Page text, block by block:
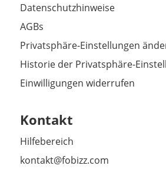
Datenschutzhinweise
AGBs
Privatsphäre-Einstellungen
Historie der Privatsphäre-
Einwilligungen widerrufen
Kontakt
Hilfebereich
kontakt@fobizz.com